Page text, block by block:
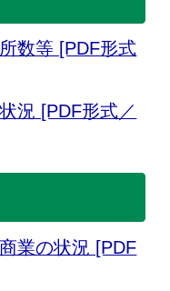
数等 [PDF形式
況 [PDF形式／
業の状況 [PDF